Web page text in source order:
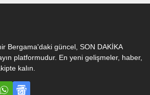
Bergama'daki güncel, SON DAKİKA
platformudur. En yeni gelişmeler, haber,
kalın.